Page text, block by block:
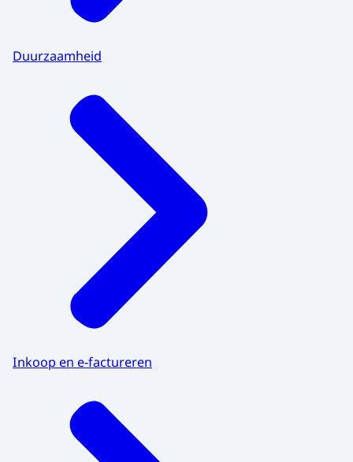
Duurzaamheid
Inkoop en e-factureren